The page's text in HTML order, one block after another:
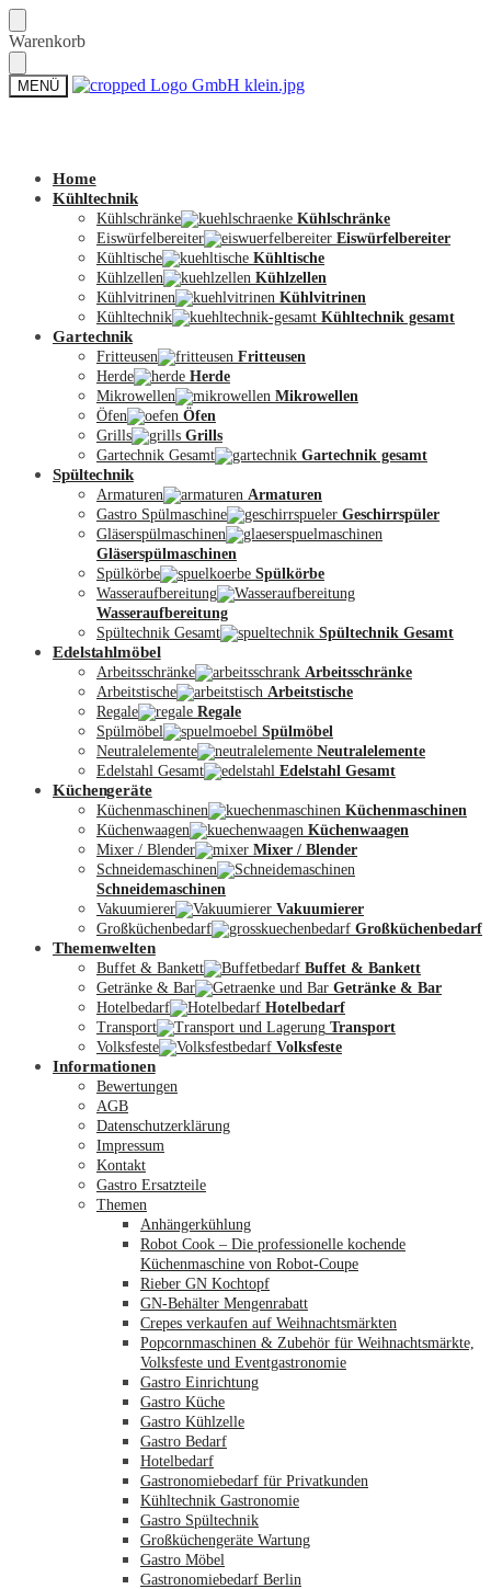
Skip
to
navigation
Skip
to
content
Warenkorb
MENÜ
Zum Shop
Kontakt
Mein Konto
Home
Kühltechnik
Kühlschränke
Kühlschränke
Eiswürfelbereiter
Eiswürfelbereiter
Kühltische
Kühltische
Kühlzellen
Kühlzellen
Kühlvitrinen
Kühlvitrinen
Kühltechnik
Kühltechnik gesamt
Gartechnik
Fritteusen
Fritteusen
Herde
Herde
Mikrowellen
Mikrowellen
Öfen
Öfen
Grills
Grills
Gartechnik Gesamt
Gartechnik gesamt
Spültechnik
Armaturen
Armaturen
Gastro Spülmaschine
Geschirrspüler
Gläserspülmaschinen
Gläserspülmaschinen
Spülkörbe
Spülkörbe
Wasseraufbereitung
Wasseraufbereitung
Spültechnik Gesamt
Spültechnik Gesamt
Edelstahlmöbel
Arbeitsschränke
Arbeitsschränke
Arbeitstische
Arbeitstische
Regale
Regale
Spülmöbel
Spülmöbel
Neutralelemente
Neutralelemente
Edelstahl Gesamt
Edelstahl Gesamt
Küchengeräte
Küchenmaschinen
Küchenmaschinen
Küchenwaagen
Küchenwaagen
Mixer / Blender
Mixer / Blender
Schneidemaschinen
Schneidemaschinen
Vakuumierer
Vakuumierer
Großküchenbedarf
Großküchenbedarf
Themenwelten
Buffet & Bankett
Buffet & Bankett
Getränke & Bar
Getränke & Bar
Hotelbedarf
Hotelbedarf
Transport
Transport
Volksfeste
Volksfeste
Informationen
Bewertungen
AGB
Datenschutzerklärung
Impressum
Kontakt
Gastro Ersatzteile
Themen
Anhängerkühlung
Robot Cook – Die professionelle kochende
Küchenmaschine von Robot-Coupe
Rieber GN Kochtopf
GN-Behälter Mengenrabatt
Crepes verkaufen auf Weihnachtsmärkten
Popcornmaschinen & Zubehör für Weihnachtsmärkte,
Volksfeste und Eventgastronomie
Gastro Einrichtung
Gastro Küche
Gastro Kühlzelle
Gastro Bedarf
Hotelbedarf
Gastronomiebedarf für Privatkunden
Kühltechnik Gastronomie
Gastro Spültechnik
Großküchengeräte Wartung
Gastro Möbel
Gastronomiebedarf Berlin